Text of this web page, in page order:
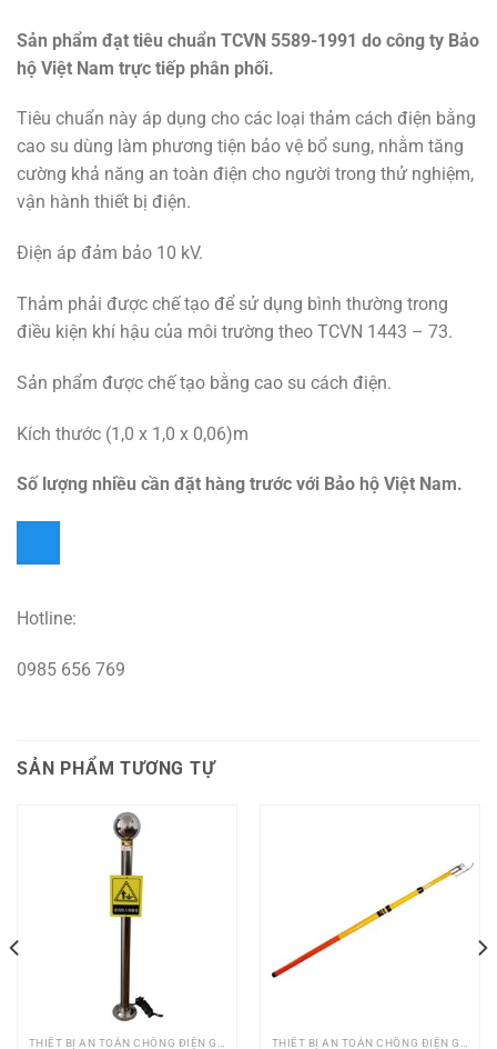
Sản phẩm đạt tiêu chuẩn TCVN 5589-1991 do công ty Bảo
hộ Việt Nam trực tiếp phân phối.
Tiêu chuẩn này áp dụng cho các loại thảm cách điện bằng
cao su dùng làm phương tiện bảo vệ bổ sung, nhằm tăng
cường khả năng an toàn điện cho người trong thử nghiệm,
vận hành thiết bị điện.
Điện áp đảm bảo 10 kV.
Thảm phải được chế tạo để sử dụng bình thường trong
điều kiện khí hậu của môi trường theo TCVN 1443 – 73.
Sản phẩm được chế tạo bằng cao su cách điện.
Kích thước (1,0 x 1,0 x 0,06)m
Số lượng nhiều cần đặt hàng trước với Bảo hộ Việt Nam.
Hotline:
0985 656 769
SẢN PHẨM TƯƠNG TỰ